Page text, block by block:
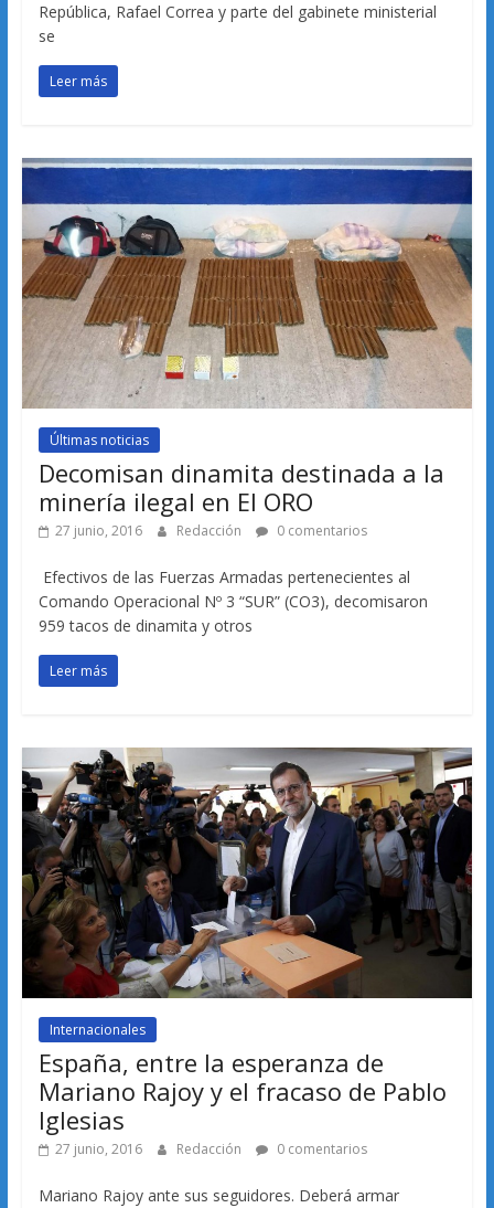
República, Rafael Correa y parte del gabinete ministerial
se
Leer más
Últimas noticias
Decomisan dinamita destinada a la
minería ilegal en El ORO
27 junio, 2016 Redacción 0 comentarios
Efectivos de las Fuerzas Armadas pertenecientes al
Comando Operacional Nº 3 “SUR” (CO3), decomisaron
959 tacos de dinamita y otros
Leer más
Internacionales
España, entre la esperanza de
Mariano Rajoy y el fracaso de Pablo
Iglesias
27 junio, 2016 Redacción 0 comentarios
Mariano Rajoy ante sus seguidores. Deberá armar